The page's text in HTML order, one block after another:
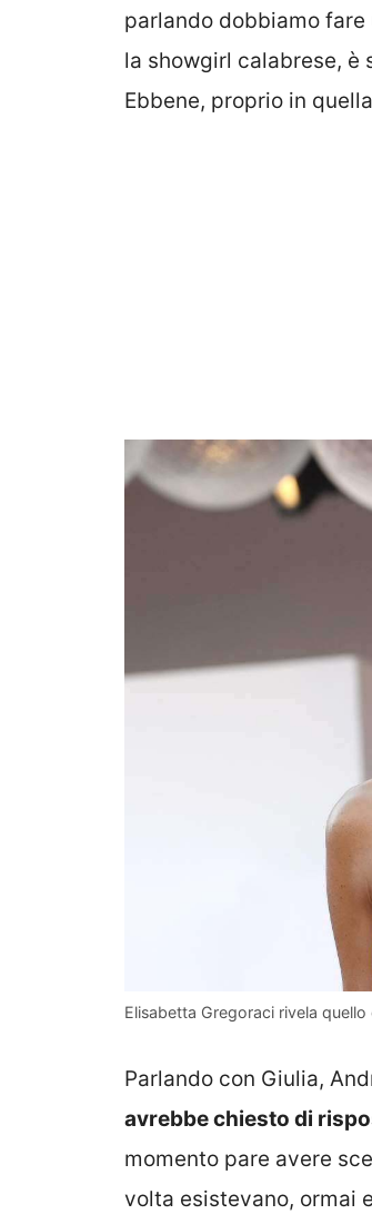
parlando dobbiamo fare
la showgirl calabrese, è
Ebbene, proprio in
Elisabetta Gregoraci rivela
Parlando con Giulia,
avrebbe chiesto di
momento pare avere
volta esistevano, ormai